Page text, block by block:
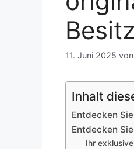
11. Juni 2025 von
Inhalt
Entdecken
Entdecken
Ihr